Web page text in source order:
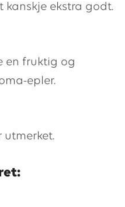
kanskje ekstra godt.
en fruktig og
epler.
utmerket.